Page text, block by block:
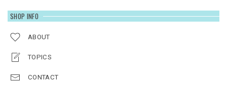
SHOP INFO
ABOUT
TOPICS
CONTACT